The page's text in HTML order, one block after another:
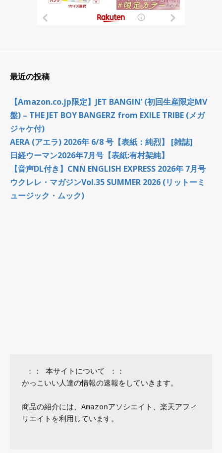
最近の投稿
【Amazon.co.jp限定】JET BANGIN’ (初回生産限定MV
盤) – THE JET BOY BANGERZ from EXILE TRIBE (メガ
ジャケ付)
AERA (アエラ) 2026年 6/8 号【表紙：純烈】 [雑誌]
日経ウーマン2026年7月号【表紙:有村架純】
【音声DL付き】CNN ENGLISH EXPRESS 2026年 7月号
ウクレレ・マガジンVol.35 SUMMER 2026 (リットーミ
ュージック・ムック)
かっこいい人達の情報の速報をしていきます。
商品の紹介には、Amazonアソシエイト、楽天アフィ
リエイトを利用しています。